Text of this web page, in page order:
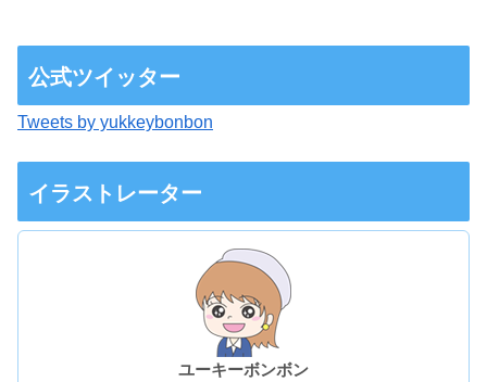
公式ツイッター
Tweets by yukkeybonbon
イラストレーター
ユーキーボンボン